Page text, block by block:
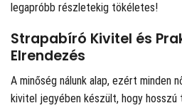
legapróbb részletekig tökéletes!
Strapabíró Kivitel és
Elrendezés
A minőség nálunk alap, ezért minden
kivitel jegyében készült, hogy hosszú